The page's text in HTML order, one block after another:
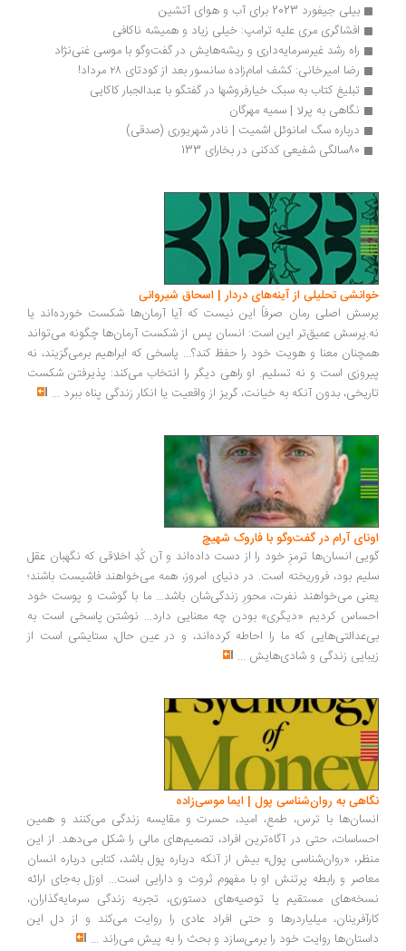
بیلی جیفورد 2023 برای آب و هوای آتشین
افشاگری مری علیه ترامپ: خیلی زیاد و همیشه ناکافی
راه رشد غیرسرمایه‌داری و ریشه‌هایش در گفت‌وگو با موسی غنی‌نژاد
رضا امیرخانی: کشف امام‌زاده سانسور بعد از کودتای ۲۸ مرداد!
تبلیغ کتاب به سبک خیارفروشها در گفتگو با عبدالجبار کاکایی
نگاهی به پرلا | سمیه مهرگان
درباره سگ امانوئل اشمیت | نادر شهریوری (صدقی)
تحلیلی از آینه‌های دردار | اسحاق شیروانی
اصلی رمان صرفاً این نیست که آیا آرمان‌ها شکست خورده‌اند یا
عمیق‌تر این است: انسان پس از شکست آرمان‌ها چگونه می‌تواند
معنا و هویت خود را حفظ کند؟... پاسخی که ابراهیم برمی‌گزیند، نه
است و نه تسلیم. او راهی دیگر را انتخاب می‌کند: پذیرفتن شکست
بدون آنکه به خیانت، گریز از واقعیت یا انکار زندگی پناه ببرد...
آرام در گفت‌وگو با فاروک شهیچ‭
انسان‌ها ترمزِ خود را از دست داده‌اند و آن کُدِ اخلاقی که نگهبان عقل
بود، فروریخته است. در دنیای امروز، همه می‌خواهند فاشیست باشند؛
می‌خواهند نفرت، محورِ زندگی‌شان باشد... ما با گوشت و پوست خود
کردیم «دیگری» بودن چه معنایی دارد... نوشتن پاسخی است به
که ما را احاطه کرده‌اند، و در عین حال، ستایشی است از
زندگی و شادی‌هایش...
به روان‌شناسی پول | ایما موسی‌زاده
با ترس، طمع، امید، حسرت و مقایسه زندگی می‌کنند و همین
حتی در آگاه‌ترین افراد، تصمیم‌های مالی را شکل می‌دهد. از این
«روان‌شناسی پول» بیش از آنکه درباره پول باشد، کتابی درباره انسان
و رابطه پرتنش او با مفهوم ثروت و دارایی است... اوزل به‌جای ارائه
مستقیم یا توصیه‌های دستوری، تجربه زندگی سرمایه‌گذاران،
میلیاردرها و حتی افراد عادی را روایت می‌کند و از دل این
روایت خود را برمی‌سازد و بحث را به پیش می‌راند ...